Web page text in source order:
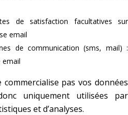
de satisfaction facultatives sur
email
de communication (sms, mail) :
email
commercialise pas vos données
uniquement utilisées par
et d’analyses.